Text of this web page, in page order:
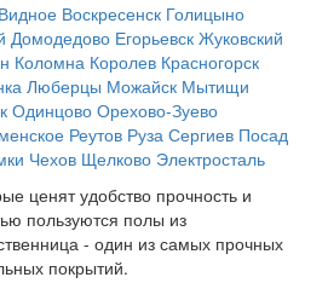
Видное Воскресенск Голицыно
Домодедово Егорьевск Жуковский
Коломна Королев Красногорск
Люберцы Можайск Мытищи
Одинцово Орехово-Зуево
Реутов Руза Сергиев Посад
Чехов Щелково Электросталь
ценят удобство прочность и
пользуются полы из
- один из самых прочных
покрытий.